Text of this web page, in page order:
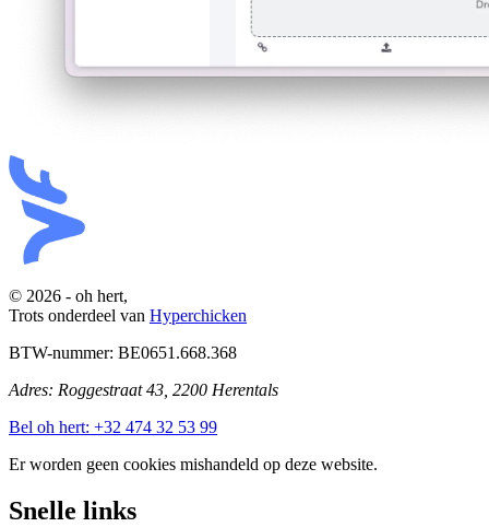
© 2026 - oh hert,
Trots onderdeel van Hyperchicken
BTW-nummer: BE0651.668.368
Adres: Roggestraat 43, 2200 Herentals
Bel oh hert: +32 474 32 53 99
Er worden geen cookies mishandeld op deze website.
Snelle links